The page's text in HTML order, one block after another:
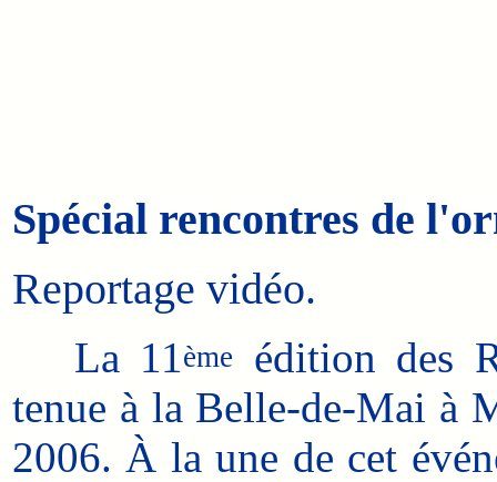
Spécial rencontres de
Reportage vidéo.
La 11ème
édition des
tenue à la Belle-de-Mai à
2006. À la une de cet